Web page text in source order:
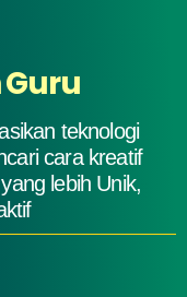
teknologi
cara kreatif
lebih Unik,